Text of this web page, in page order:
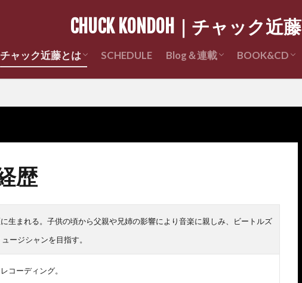
CHUCK KONDOH｜チャック近藤
チャック近藤とは SCHEDULE Blog＆連載 BOOK&CD
歴
生まれる。子供の頃から父親や兄姉の影響により音楽に親しみ、ビートルズ
ージシャンを目指す。
コーディング。